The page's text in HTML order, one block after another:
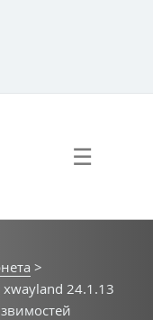
☰
>
24.1.13